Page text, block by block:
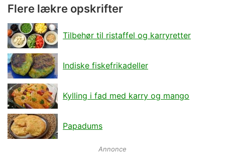
Flere lækre opskrifter
Tilbehør til ristaffel og karryretter
Indiske fiskefrikadeller
Kylling i fad med karry og mango
Papadums
Annonce